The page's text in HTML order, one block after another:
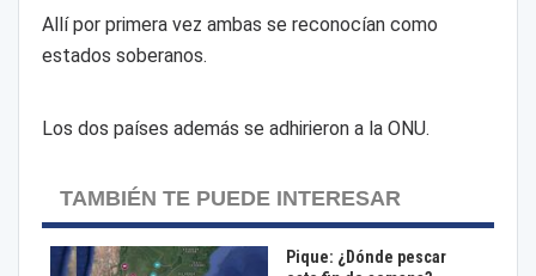
Allí por primera vez ambas se reconocían como
estados soberanos.
Los dos países además se adhirieron a la ONU.
TAMBIÉN TE PUEDE INTERESAR
Pique: ¿Dónde pescar